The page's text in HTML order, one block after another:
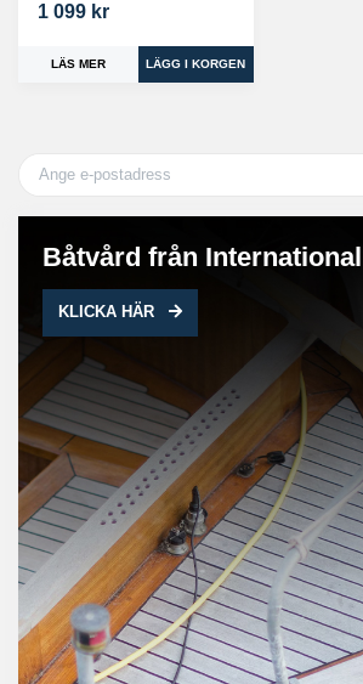
Båtvård från International
KLICKA HÄR
1 099 kr
LÄS MER